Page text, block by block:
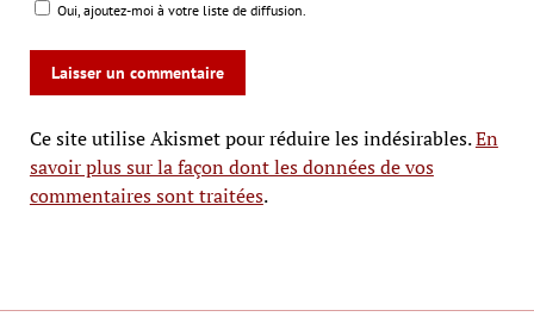
Oui, ajoutez-moi à votre liste de diffusion.
Ce site utilise Akismet pour réduire les indésirables.En
savoir plus sur la façon dont les données de vos
commentaires sont traitées.